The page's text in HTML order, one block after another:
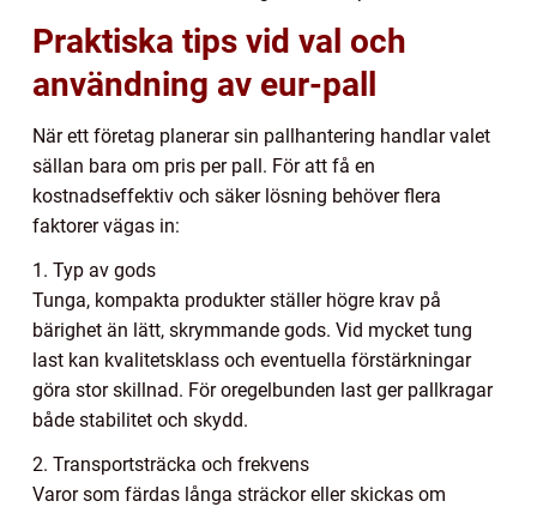
Praktiska tips vid val och
användning av eur-pall
När ett företag planerar sin pallhantering handlar valet
sällan bara om pris per pall. För att få en
kostnadseffektiv och säker lösning behöver flera
faktorer vägas in:
1. Typ av gods
Tunga, kompakta produkter ställer högre krav på
bärighet än lätt, skrymmande gods. Vid mycket tung
last kan kvalitetsklass och eventuella förstärkningar
göra stor skillnad. För oregelbunden last ger pallkragar
både stabilitet och skydd.
2. Transportsträcka och frekvens
Varor som färdas långa sträckor eller skickas om